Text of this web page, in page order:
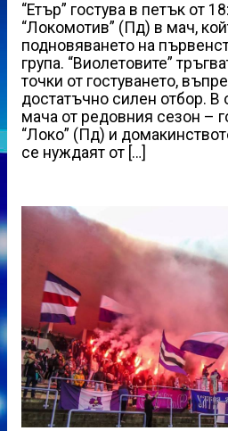
“Етър” гостува в петък от
“Локомотив” (Пд) в мач,
подновяването на
група. “Виолетовите”
точки от гостуването,
достатъчно силен отбор. В
мача от редовния сезон –
“Локо” (Пд) и
се нуждаят от […]